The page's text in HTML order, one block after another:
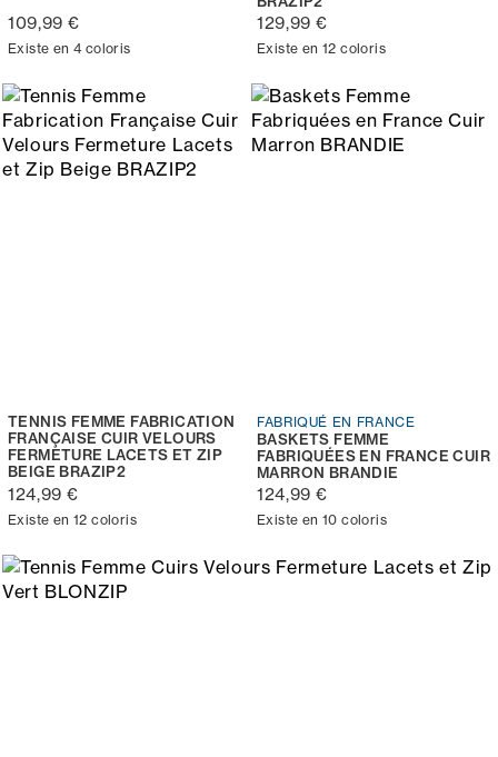
109,99 €
Existe en 4 coloris
129,99 €
Existe en 12 coloris
TENNIS FEMME FABRICATION
FRANÇAISE CUIR VELOURS
FERMETURE LACETS ET ZIP
BEIGE BRAZIP2
124,99 €
Existe en 12 coloris
FABRIQUÉ EN FRANCE
BASKETS FEMME
FABRIQUÉES EN FRANCE CUIR
MARRON BRANDIE
124,99 €
Existe en 10 coloris